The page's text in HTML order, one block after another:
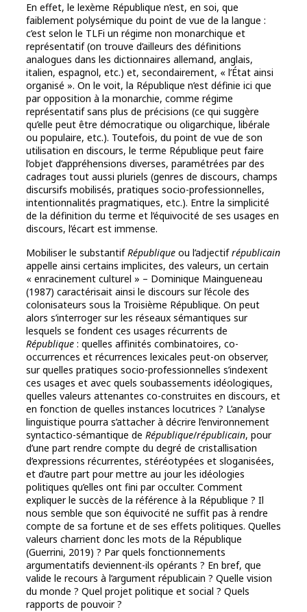
En effet, le lexème République n’est, en soi, que
faiblement polysémique du point de vue de la langue :
c’est selon le TLFi un régime non monarchique et
représentatif (on trouve d’ailleurs des définitions
analogues dans les dictionnaires allemand, anglais,
italien, espagnol, etc.) et, secondairement, « l’État ainsi
organisé ». On le voit, la République n’est définie ici que
par opposition à la monarchie, comme régime
représentatif sans plus de précisions (ce qui suggère
qu’elle peut être démocratique ou oligarchique, libérale
ou populaire, etc.). Toutefois, du point de vue de son
utilisation en discours, le terme République peut faire
l’objet d’appréhensions diverses, paramétrées par des
cadrages tout aussi pluriels (genres de discours, champs
discursifs mobilisés, pratiques socio-professionnelles,
intentionnalités pragmatiques, etc.). Entre la simplicité
de la définition du terme et l’équivocité de ses usages en
discours, l’écart est immense.
Mobiliser le substantifRépublique ou l’adjectifrépublicain
appelle ainsi certains implicites, des valeurs, un certain
« enracinement culturel » – Dominique Maingueneau
(1987) caractérisait ainsi le discours sur l’école des
colonisateurs sous la Troisième République. On peut
alors s’interroger sur les réseaux sémantiques sur
lesquels se fondent ces usages récurrents de
République : quelles affinités combinatoires, co-
occurrences et récurrences lexicales peut-on observer,
sur quelles pratiques socio-professionnelles s’indexent
ces usages et avec quels soubassements idéologiques,
quelles valeurs attenantes co-construites en discours, et
en fonction de quelles instances locutrices ? L’analyse
linguistique pourra s’attacher à décrire l’environnement
syntactico-sémantique de République/républicain, pour
d’une part rendre compte du degré de cristallisation
d’expressions récurrentes, stéréotypées et sloganisées,
et d’autre part pour mettre au jour les idéologies
politiques qu’elles ont fini par occulter. Comment
expliquer le succès de la référence à la République ? Il
nous semble que son équivocité ne suffit pas à rendre
compte de sa fortune et de ses effets politiques. Quelles
valeurs charrient donc les mots de la République
(Guerrini, 2019) ? Par quels fonctionnements
argumentatifs deviennent-ils opérants ? En bref, que
valide le recours à l’argument républicain ? Quelle vision
du monde ? Quel projet politique et social ? Quels
rapports de pouvoir ?